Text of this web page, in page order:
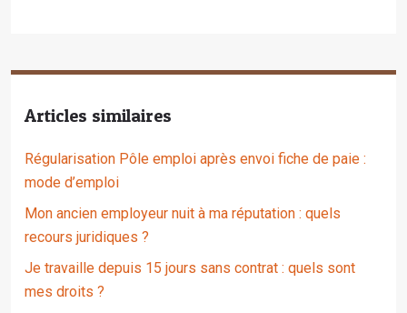
Articles similaires
Régularisation Pôle emploi après envoi fiche de paie :
mode d’emploi
Mon ancien employeur nuit à ma réputation : quels
recours juridiques ?
Je travaille depuis 15 jours sans contrat : quels sont
mes droits ?